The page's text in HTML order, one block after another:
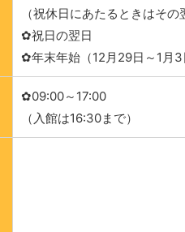
（祝休日にあたるときはその
✿祝日の翌日
✿年末年始（12月29日～1月3
✿09:00～17:00
（入館は16:30まで）